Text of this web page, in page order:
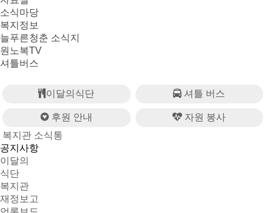
소식마당
복지정보
늘푸른청춘 소식지
원노복TV
셔틀버스
이달의식단 셔틀 버스
후원 안내
자원 봉사
복지관 소식통
공지사항
이달의
식단
복지관
재정보고